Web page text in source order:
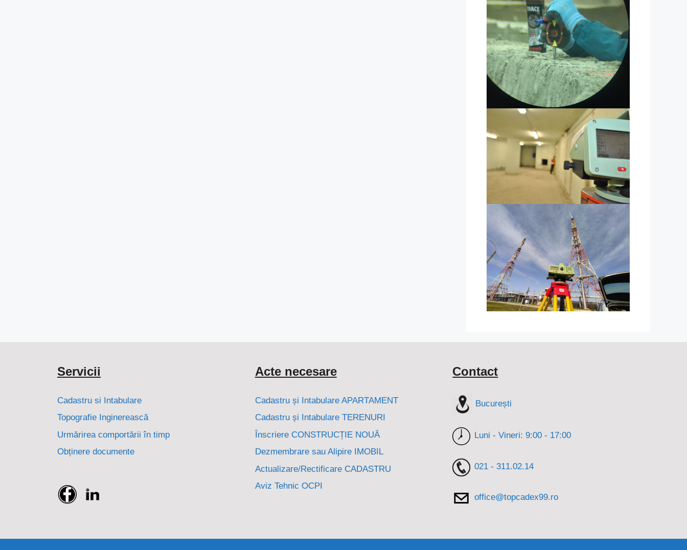
Servicii
Cadastru si Intabulare
Topografie Inginerească
Urmărirea comportării în timp
Obținere documente
Acte necesare
Cadastru și Intabulare APARTAMENT
Cadastru și Intabulare TERENURI
Înscriere CONSTRUCȚIE NOUĂ
Dezmembrare sau Alipire IMOBIL
Actualizare/Rectificare CADASTRU
Aviz Tehnic OCPI
Contact
București
Luni - Vineri: 9:00 - 17:00
021 - 311.02.14
office@topcadex99.ro